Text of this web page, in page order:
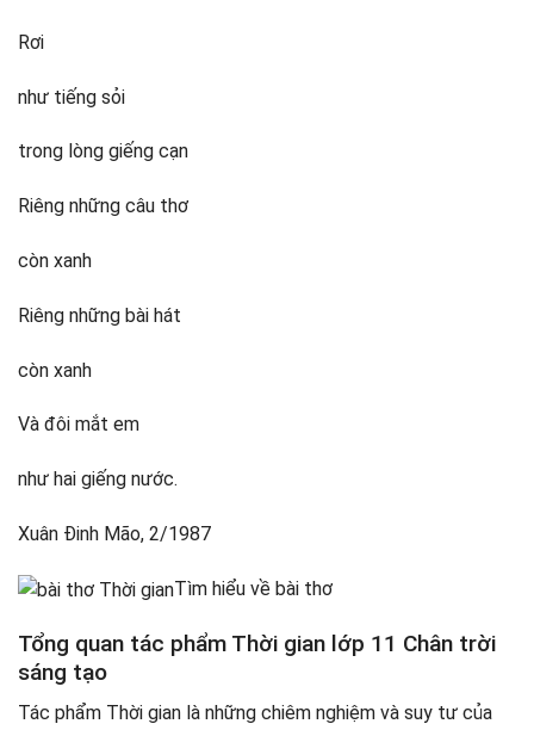
Rơi
như tiếng sỏi
trong lòng giếng cạn
Riêng những câu thơ
còn xanh
Riêng những bài hát
còn xanh
Và đôi mắt em
như hai giếng nước.
Xuân Đinh Mão, 2/1987
Tìm hiểu về bài thơ
Tổng quan tác phẩm Thời gian lớp 11 Chân trời
sáng tạo
Tác phẩm Thời gian là những chiêm nghiệm và suy tư của